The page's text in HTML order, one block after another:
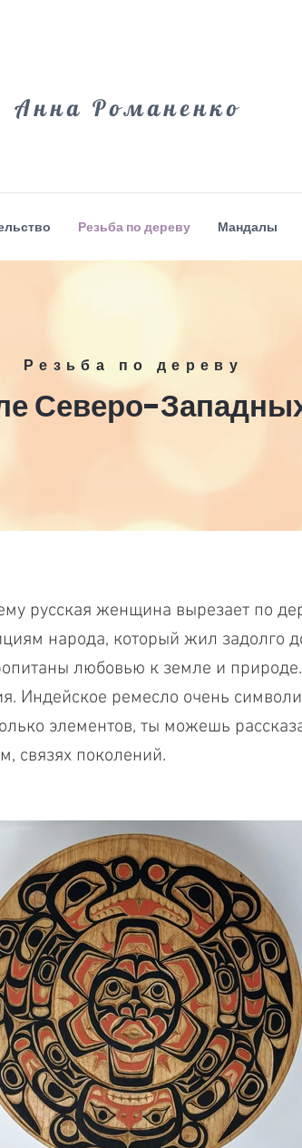
Анна Романенко
Резьба по дереву Мандалы
Резьба по дереву
Северо-
русская женщина вырезает по
народа, который жил задолго
любовью к земле и
Индейское ремесло очень
элементов, ты можешь
связях поколений.